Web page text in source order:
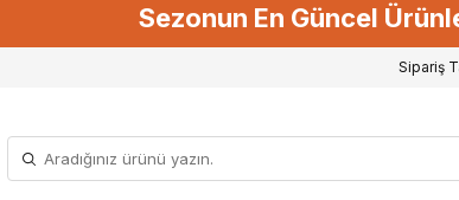
Sezonun En Güncel
Sipariş